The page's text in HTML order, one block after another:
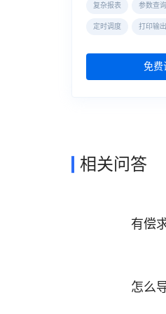
复杂报表 参数查询
定时调度 打印输出
免费
相关问答
有偿
怎么